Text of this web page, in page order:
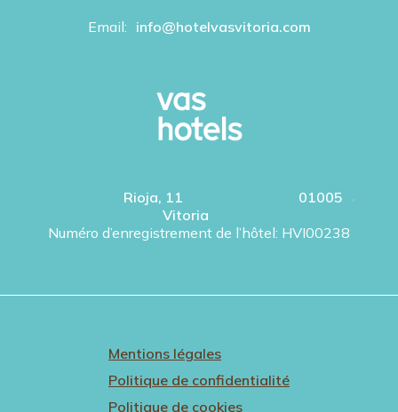
Email: info@hotelvasvitoria.com
Rioja, 11
01005
Vitoria
Numéro d’enregistrement de l’hôtel: HVI00238
Mentions légales
Politique de confidentialité
Politique de cookies